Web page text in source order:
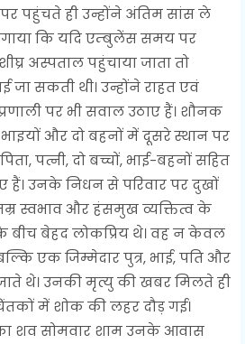
पहुंचते ही उन्होंने अंतिम सांस ले
कि यदि एम्बुलेंस समय पर
अस्पताल पहुंचाया जाता तो
सकती थी। उन्होंने राहत एवं
पर भी सवाल उठाए हैं। शौनक
और दो बहनों में दूसरे स्थान पर
पत्नी, दो बच्चों, भाई-बहनों सहित
हैं। उनके निधन से परिवार पर दुखों
स्वभाव और हंसमुख व्यक्तित्व के
बीच बेहद लोकप्रिय थे। वह न केवल
एक जिम्मेदार पुत्र, भाई, पति और
थे। उनकी मृत्यु की खबर मिलते ही
में शोक की लहर दौड़ गई।
शव सोमवार शाम उनके आवास